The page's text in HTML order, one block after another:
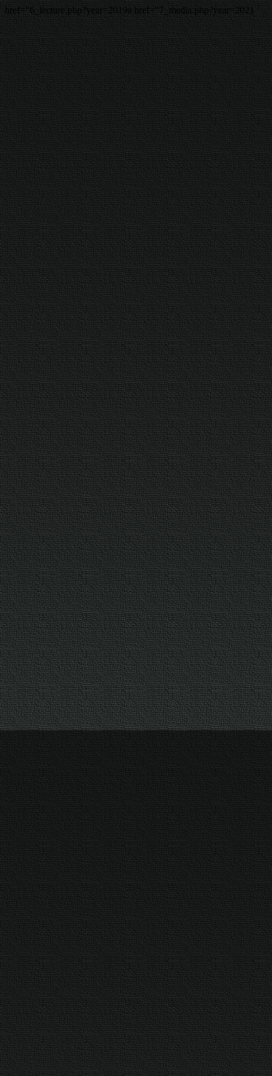
href="6_lecture.php?year=2019a href="7_media.php?year=2021